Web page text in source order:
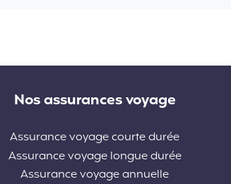
Nos assurances voyage
Assurance voyage courte durée
Assurance voyage longue durée
Assurance voyage annuelle